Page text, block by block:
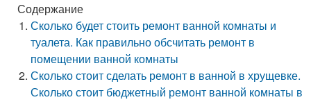
Содержание
Сколько будет стоить ремонт ванной комнаты и
туалета. Как правильно обсчитать ремонт в
помещении ванной комнаты
Сколько стоит сделать ремонт в ванной в хрущевке.
Сколько стоит бюджетный ремонт ванной комнаты в